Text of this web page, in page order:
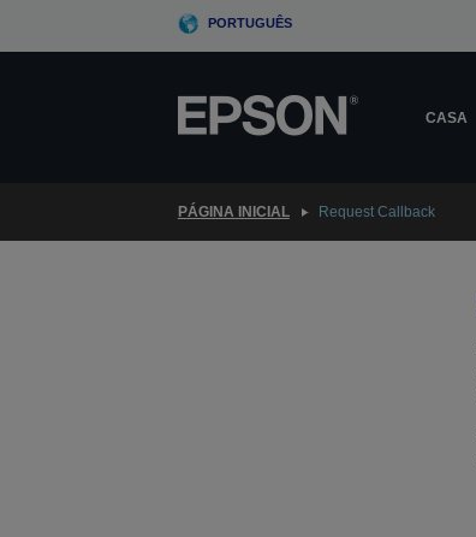
PORTUGUÊS
CASA
PÁGINA INICIAL Request Callback